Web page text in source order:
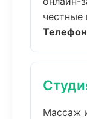
честные
Массаж